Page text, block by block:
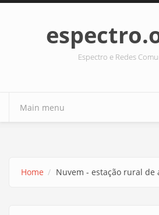
Skip to main content
Espectro e Redes
Home Nuvem - estação rural de